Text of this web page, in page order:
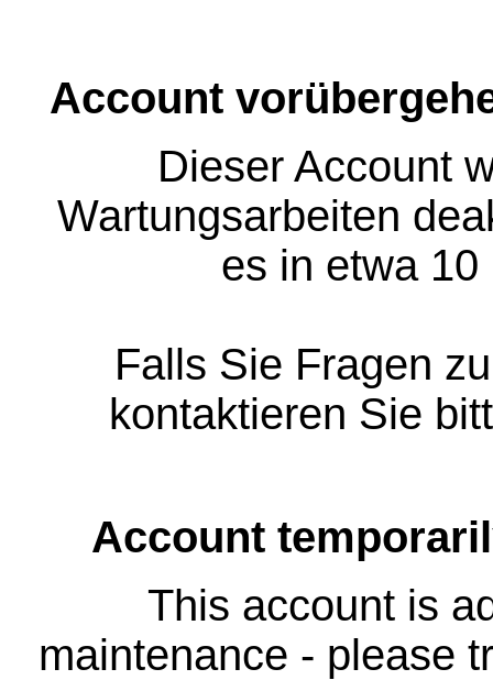
Account
Dieser Account
Wartungsarbeiten
es in etwa
Falls Sie Fragen
kontaktieren Sie
Account
This account is
maintenance - please